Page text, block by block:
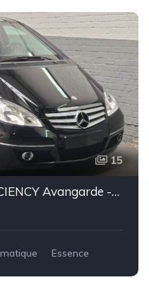
15
Mercedes A160 BlueEFFICIENCY Avangarde -essence euro 5-2010-106.000km-Top état -Garantie
Essence